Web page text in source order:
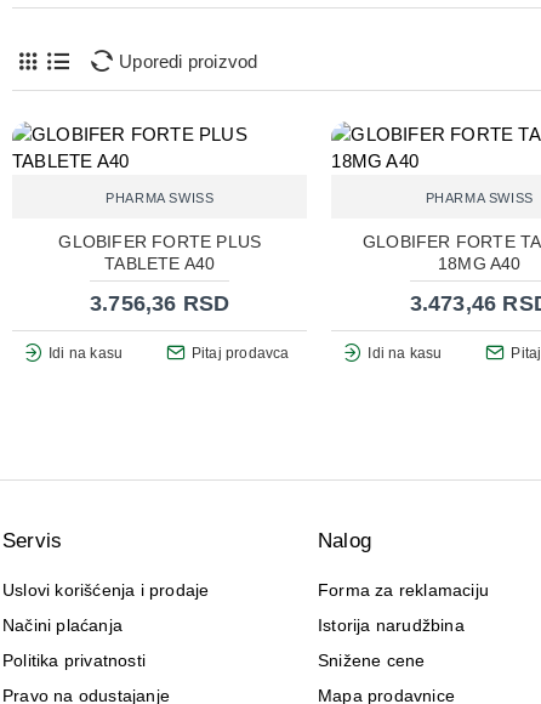
Uporedi proizvod
PHARMA SWISS
GLOBIFER FORTE PLUS
TABLETE A40
3.756,36 RSD
Idi na kasu Pitaj prodavca
PHARMA SWISS
GLOBIFER FORTE
18MG A40
3.473,46
Idi na kasu
Servis
Uslovi korišćenja i prodaje
Načini plaćanja
Politika privatnosti
Pravo na odustajanje
Nalog
Forma za reklamaciju
Istorija narudžbina
Snižene cene
Mapa prodavnice